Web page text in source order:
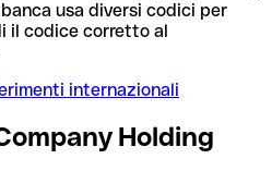
usa diversi codici per
il codice corretto al
internazionali
Holding